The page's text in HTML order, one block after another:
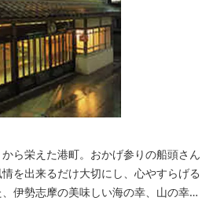
ら栄えた港町。おかげ参りの船頭さん
を出来るだけ大切にし、心やすらげる
伊勢志摩の美味しい海の幸、山の幸を